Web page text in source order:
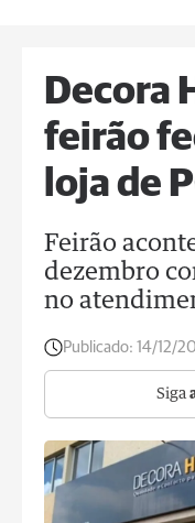
Decora
feirão
loja de
Feirão
dezembro
no
Publicado: 14/12/
Siga